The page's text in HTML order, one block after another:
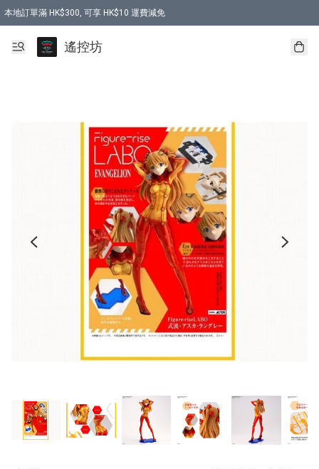
本地訂單滿 HK$300, 可享 HK$10 運費減免
購買 7.6V 6500mah 70C 電池 送 7.6V USB充電器
遙控坊